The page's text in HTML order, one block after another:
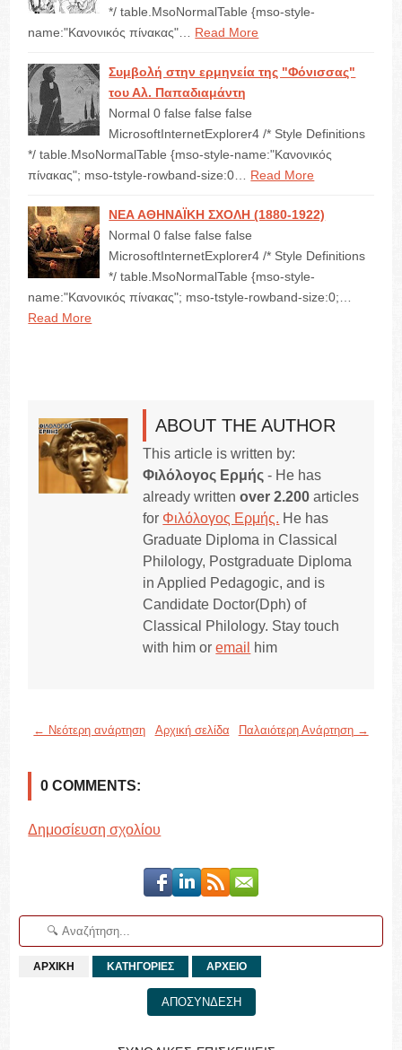
*/ table.MsoNormalTable {mso-style-
name:"Κανονικός πίνακας"…
Read More
Συμβολή στην ερμηνεία της "Φόνισσας"
του Αλ. Παπαδιαμάντη
Normal 0 false false false
MicrosoftInternetExplorer4 /* Style Definitions
*/ table.MsoNormalTable {mso-style-name:"Κανονικός
πίνακας"; mso-tstyle-rowband-size:0…
Read More
ΝΕΑ ΑΘΗΝΑΪΚΗ ΣΧΟΛΗ (1880-1922)
Normal 0 false false false
MicrosoftInternetExplorer4 /* Style Definitions
*/ table.MsoNormalTable {mso-style-
name:"Κανονικός πίνακας"; mso-tstyle-rowband-size:0;…
Read More
ABOUT THE AUTHOR
This article is written by:
Φιλόλογος Ερμής - He has
already writtenover 2.200 articles
for Φιλόλογος Ερμής. He has
Graduate Diploma in Classical
Philology, Postgraduate Diploma
in Applied Pedagogic, and is
Candidate Doctor(Dph) of
Classical Philology. Stay touch
with him oremail him
← Νεότερη ανάρτηση Παλαιότερη Ανάρτηση →
Αρχική σελίδα
0 COMMENTS:
Δημοσίευση σχολίου
ΑΡΧΙΚΗ ΚΑΤΗΓΟΡΙΕΣ ΑΡΧΕΙΟ
ΑΠΟΣΥΝΔΕΣΗ